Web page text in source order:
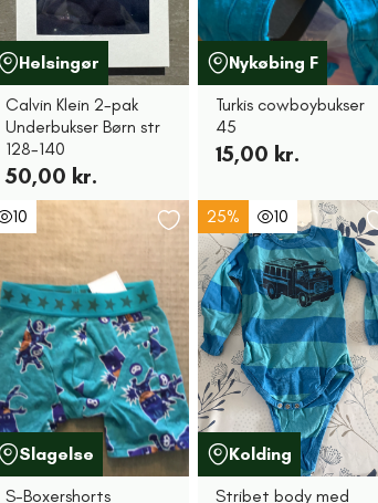
Helsingør
Calvin Klein 2-pak
Underbukser Børn str
128-140
50,00 kr.
Nykøbing F
Turkis cowboybukser
45
15,00 kr.
10
Slagelse
S-Boxershorts
25% 10
Kolding
Stribet body med